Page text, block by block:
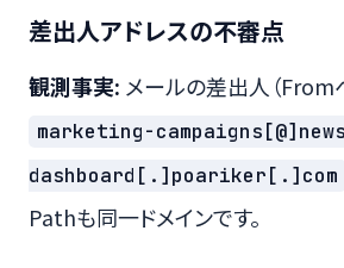
差出人アドレスの不審点
観測事実: メールの差出人（From
marketing-
dashboard[.]poariker[.]com
Pathも同一ドメインです。